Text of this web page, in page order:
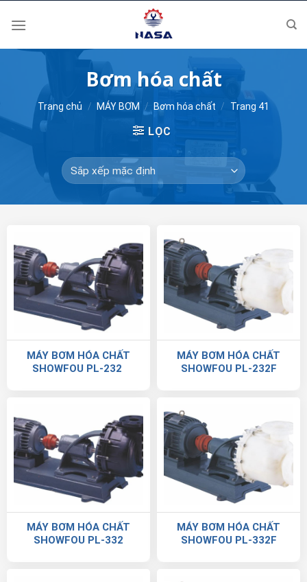
Bơm hóa chất
Trang chủ / MÁY BƠM / Bơm hóa chất / Trang 41
LỌC
MÁY BƠM HÓA CHẤT
SHOWFOU PL-232
MÁY BƠM HÓA CHẤT
SHOWFOU PL-232F
MÁY BƠM HÓA CHẤT
SHOWFOU PL-332
MÁY BƠM HÓA CHẤT
SHOWFOU PL-332F